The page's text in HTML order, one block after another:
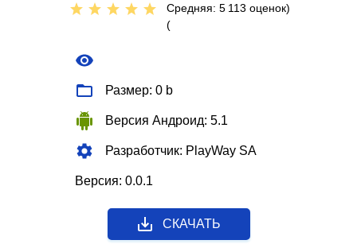
Средняя: 5
(
113 оценок)
Размер: 0 b
Версия Андроид: 5.1
Разработчик: PlayWay SA
Версия: 0.0.1
СКАЧАТЬ